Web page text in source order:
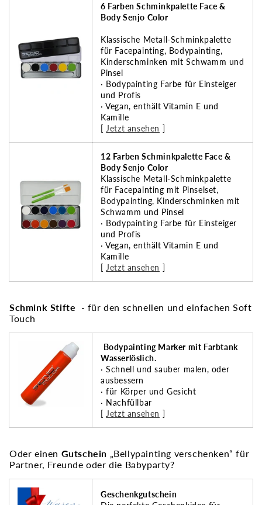
6 Farben Schminkpalette Face &
Body Senjo Color
Klassische Metall-Schminkpalette
für Facepainting, Bodypainting,
Kinderschminken mit Schwamm und
Pinsel
· Bodypainting Farbe für Einsteiger
und Profis
· Vegan, enthält Vitamin E und
Kamille
[ Jetzt ansehen ]
12 Farben Schminkpalette Face &
Body Senjo Color
Klassische Metall-Schminkpalette
für Facepainting mit Pinselset,
Bodypainting, Kinderschminken mit
Schwamm und Pinsel
· Bodypainting Farbe für Einsteiger
und Profis
· Vegan, enthält Vitamin E und
Kamille
[ Jetzt ansehen ]
Schmink Stifte - für den schnellen und einfachen Soft
Touch
Bodypainting Marker mit Farbtank
Wasserlöslich.
· Schnell und sauber malen, oder
ausbessern
· für Körper und Gesicht
· Nachfüllbar
[ Jetzt ansehen ]
Oder einen Gutschein „Bellypainting verschenken“ für
Partner, Freunde oder die Babyparty?
Geschenkgutschein